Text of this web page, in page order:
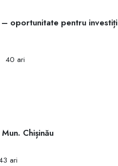
oportunitate pentru
40 ari
Chișinău
ari